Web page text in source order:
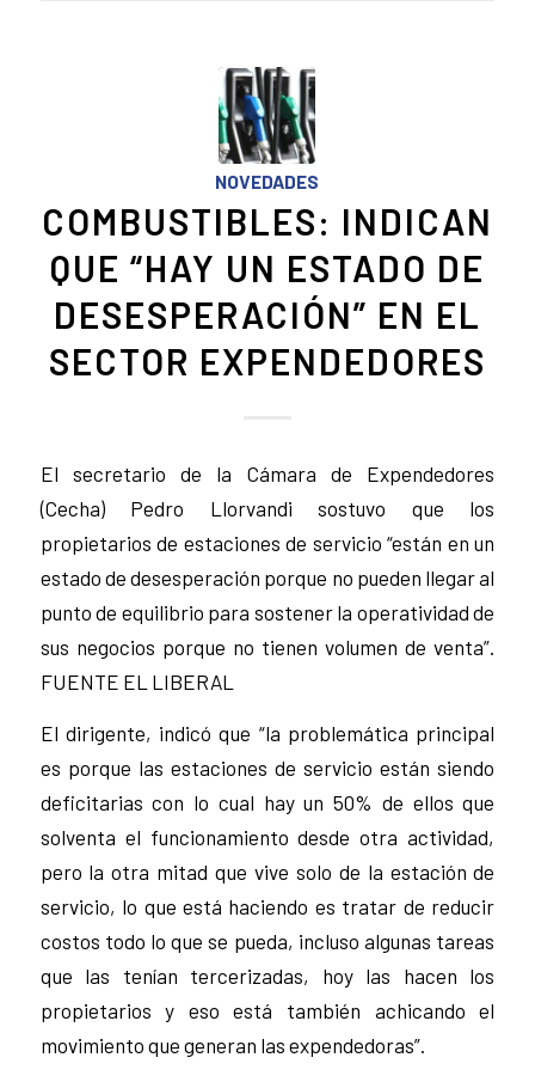
NOVEDADES
COMBUSTIBLES: INDICAN
QUE “HAY UN ESTADO DE
DESESPERACIÓN” EN EL
SECTOR EXPENDEDORES
El secretario de la Cámara de Expendedores
(Cecha) Pedro Llorvandi sostuvo que los
propietarios de estaciones de servicio “están en un
estado de desesperación porque no pueden llegar al
punto de equilibrio para sostener la operatividad de
sus negocios porque no tienen volumen de venta”.
FUENTE EL LIBERAL
El dirigente, indicó que “la problemática principal
es porque las estaciones de servicio están siendo
deficitarias con lo cual hay un 50% de ellos que
solventa el funcionamiento desde otra actividad,
pero la otra mitad que vive solo de la estación de
servicio, lo que está haciendo es tratar de reducir
costos todo lo que se pueda, incluso algunas tareas
que las tenían tercerizadas, hoy las hacen los
propietarios y eso está también achicando el
movimiento que generan las expendedoras”.